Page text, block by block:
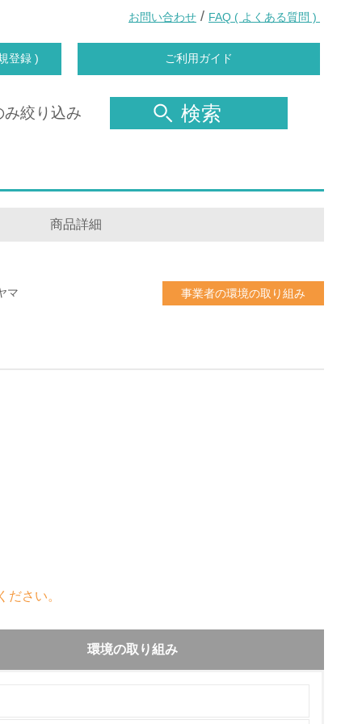
お問い合わせ / FAQ ( よくある質問 )
登録 ) ご利用ガイド
み絞り込み 検索
商品詳細
マ
事業者の環境の取り組み
さい。
環境の取り組み